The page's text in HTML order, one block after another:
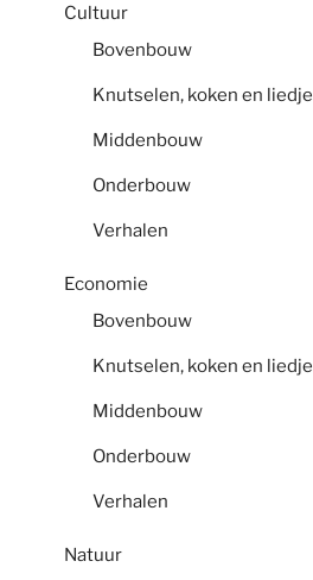
Cultuur
Bovenbouw
Knutselen, koken en
Middenbouw
Onderbouw
Verhalen
Economie
Bovenbouw
Knutselen, koken en
Middenbouw
Onderbouw
Verhalen
Natuur